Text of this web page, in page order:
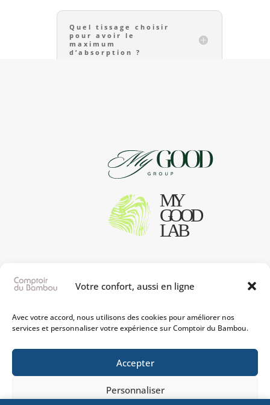
Votre confort, aussi en ligne
Avec votre accord, nous utilisons des cookies pour améliorer nos
services et personnaliser votre expérience sur Comptoir du Bambou.
Accepter
Personnaliser
Quel tissage choisir
pour avoir le
maximum
d’absorption ?